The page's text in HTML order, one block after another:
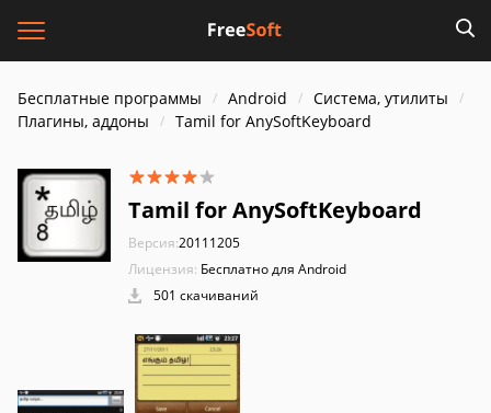
Бесплатные программы Android
Система, утилиты
Плагины, аддоны
Tamil for AnySoftKeyboard
Tamil for AnySoftKeyboard
Версия:20111205
Лицензия: Бесплатно для Android
501 скачиваний